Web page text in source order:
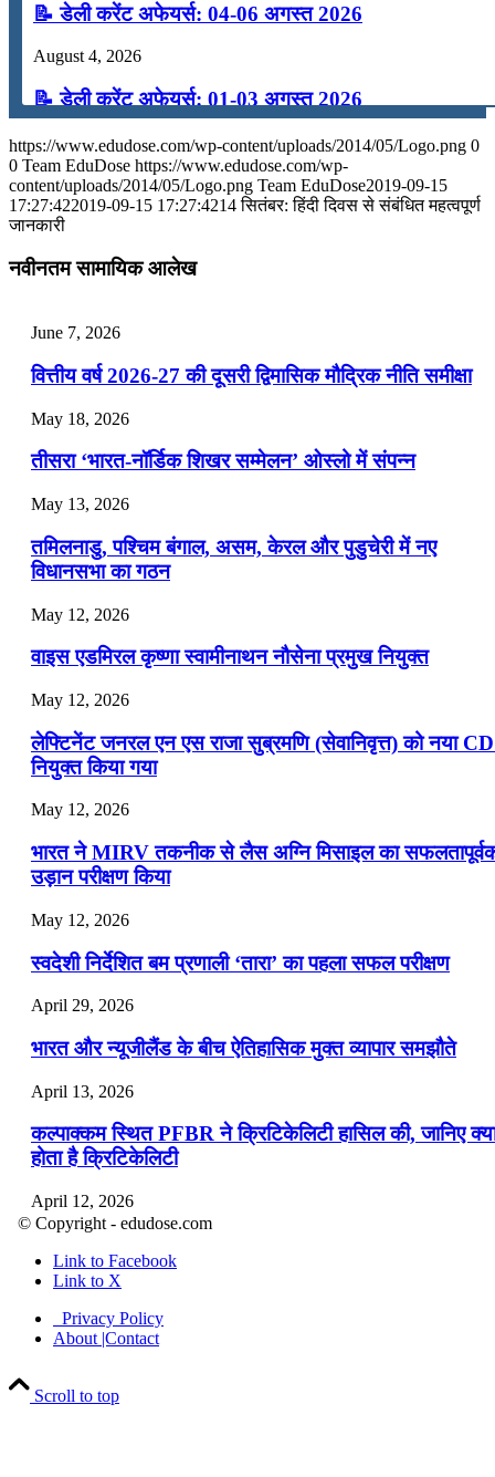
📝 डेली करेंट अफेयर्स: 04-06 अगस्त 2026
August 4, 2026
📝 डेली करेंट अफेयर्स: 01-03 अगस्त 2026
July 31, 2026
📝 डेली करेंट अफेयर्स: 28-31 जुलाई 2026
July 28, 2026
📝 डेली करेंट अफेयर्स: 25-27 जुलाई 2026
https://www.edudose.com/wp-content/uploads/2014/05/Logo.png 0
0 Team EduDose https://www.edudose.com/wp-
content/uploads/2014/05/Logo.png Team EduDose2019-09-15
17:27:422019-09-15 17:27:4214 सितंबर: हिंदी दिवस से संबंधित महत्वपूर्ण
जानकारी
नवीनतम सामायिक आलेख
June 7, 2026
वित्तीय वर्ष 2026-27 की दूसरी द्विमासिक मौद्रिक नीति समीक्षा
May 18, 2026
तीसरा ‘भारत-नॉर्डिक शिखर सम्मेलन’ ओस्लो में संपन्न
May 13, 2026
तमिलनाडु, पश्चिम बंगाल, असम, केरल और पुडुचेरी में नए
विधानसभा का गठन
May 12, 2026
वाइस एडमिरल कृष्णा स्वामीनाथन नौसेना प्रमुख नियुक्त
May 12, 2026
लेफ्टिनेंट जनरल एन एस राजा सुब्रमणि (सेवानिवृत्त) को नया
नियुक्त किया गया
May 12, 2026
भारत ने MIRV तकनीक से लैस अग्नि मिसाइल का
उड़ान परीक्षण किया
May 12, 2026
स्वदेशी निर्देशित बम प्रणाली ‘तारा’ का पहला सफल परीक्षण
April 29, 2026
भारत और न्यूजीलैंड के बीच ऐतिहासिक मुक्त व्यापार समझौते
April 13, 2026
कल्पाक्कम स्थित PFBR ने क्रिटिकेलिटी हासिल की, जानिए
होता है क्रिटिकेलिटी
April 12, 2026
April 9, 2026
नासा का आर्टेमिस-2 मिशन: मनुष्य एक बार फिर से चंद्रमा के
पहुंचा
April 7, 2026
© Copyright - edudose.com
Link to Facebook
Link to X
Privacy Policy
About |Contact
Scroll to top